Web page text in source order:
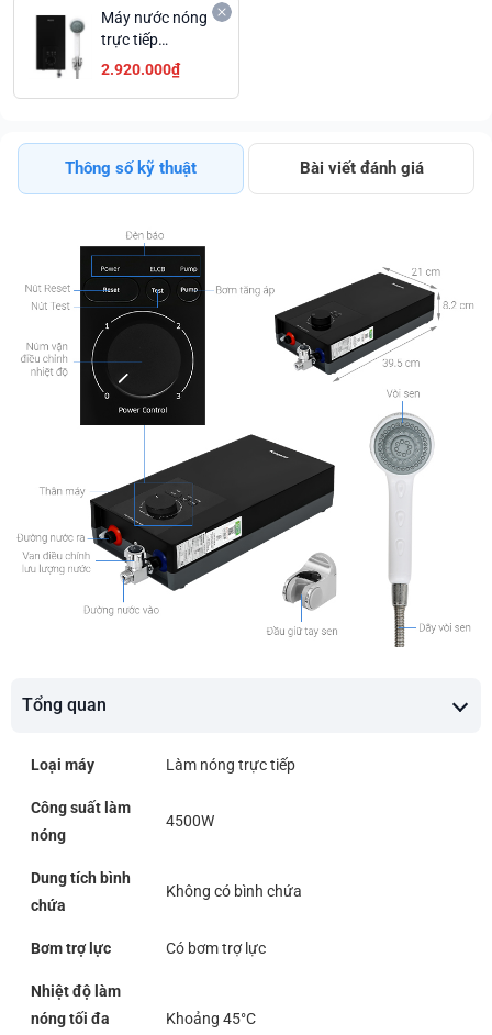
Máy nước nóng
trực tiếp
Kangaroo
2.920.000₫
Thông số kỹ thuật Bài viết đánh giá
Tổng quan
Loại máy Làm nóng trực tiếp
Công suất làm
nóng
4500W
Dung tích bình
chứa
Không có bình chứa
Bơm trợ lực Có bơm trợ lực
Nhiệt độ làm
nóng tối đa
Khoảng 45°C